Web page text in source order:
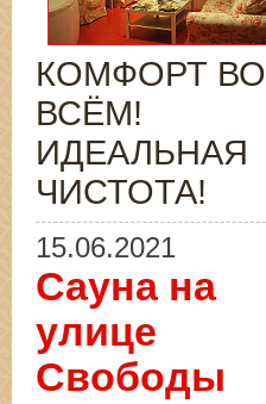
КОМФОРТ ВО
ВСЁМ!
ИДЕАЛЬНАЯ
ЧИСТОТА!
15.06.2021
Сауна на
улице
Свободы